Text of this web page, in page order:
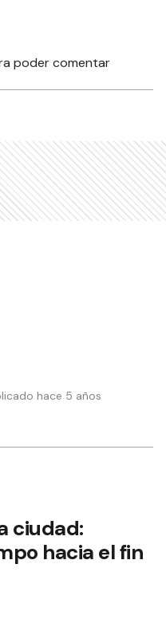
poder comentar
hace 5 años
ciudad:
hacia el fin